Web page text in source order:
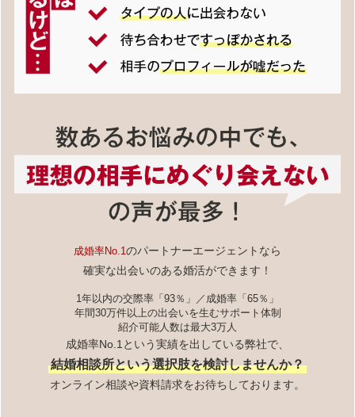
成婚率No.1のパートナーエージェントなら
確実な出会いのある婚活ができます！
1年以内の交際率「93％」／成婚率「65％」
年間30万件以上の出会いを生むサポート体制
紹介可能人数は最大3万人
成婚率No.1という実績を出している弊社で、
結婚相談所という選択肢を検討しませんか？
オンライン相談や資料請求をお待ちしております。